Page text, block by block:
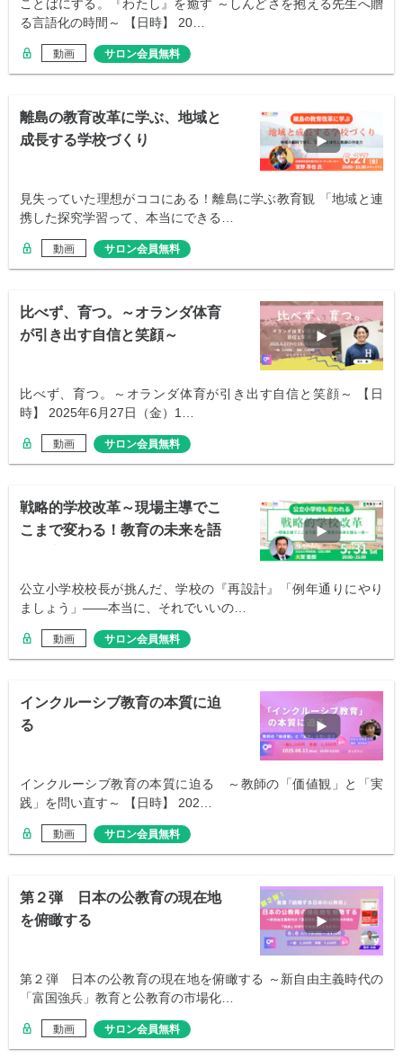
ことばにする。『わたし』を癒す ～しんどさを抱える先生へ贈
る言語化の時間～ 【日時】 20…
動画 サロン会員無料
離島の教育改革に学ぶ、地域と
成長する学校づくり
見失っていた理想がココにある！離島に学ぶ教育観 「地域と連
携した探究学習って、本当にできる…
動画 サロン会員無料
比べず、育つ。～オランダ体育
が引き出す自信と笑顔～
比べず、育つ。～オランダ体育が引き出す自信と笑顔～ 【日
時】 2025年6月27日（金）1…
動画 サロン会員無料
戦略的学校改革～現場主導でこ
こまで変わる！教育の未来を語
公立小学校校長が挑んだ、学校の『再設計』「例年通りにやり
ましょう」——本当に、それでいいの…
動画 サロン会員無料
インクルーシブ教育の本質に迫
る
インクルーシブ教育の本質に迫る ～教師の「価値観」と「実
践」を問い直す～ 【日時】 202…
動画 サロン会員無料
第２弾 日本の公教育の現在地
を俯瞰する
第２弾 日本の公教育の現在地を俯瞰する ～新自由主義時代の
「富国強兵」教育と公教育の市場化…
動画 サロン会員無料